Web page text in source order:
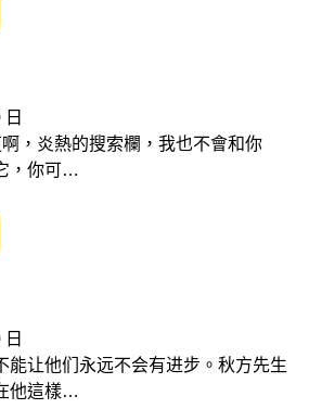
，炎熱的搜索欄，我也不會和你
，你可…
能让他们永远不会有进步。秋方先生
他這樣…